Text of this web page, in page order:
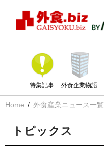
特集記事 外食企業物語
Home 外食産業ニュース一覧
トピックス